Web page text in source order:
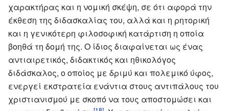
χαρακτήρας και η νομική σκέψη, σε ότι αφορά την
έκθεση της διδασκαλίας του, αλλά και η ρητορική
και η γενικότερη φιλοσοφική κατάρτιση η οποία
βοηθά τη δομή της. Ο ίδιος διαφαίνεται ως ένας
αντιαιρετικός, διδακτικός και ηθικολόγος
διδάσκαλος, ο οποίος με δριμύ και πολεμικό ύφος,
ενεργεί εκστρατεία ενάντια στους αντιπάλους του
χριστιανισμού με σκοπό να τους αποστομώσει και